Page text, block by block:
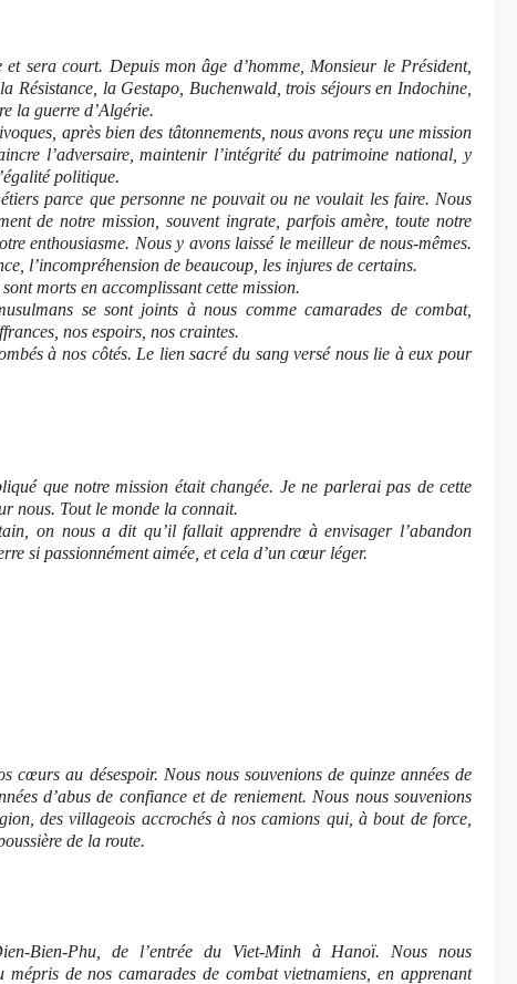
sera court. Depuis mon âge d’homme, Monsieur le Président,
Résistance, la Gestapo, Buchenwald, trois séjours en Indochine,
la guerre d’Algérie.
après bien des tâtonnements, nous avons reçu une mission
l’adversaire, maintenir l’intégrité du patrimoine national, y
politique.
parce que personne ne pouvait ou ne voulait les faire. Nous
de notre mission, souvent ingrate, parfois amère, toute notre
enthousiasme. Nous y avons laissé le meilleur de nous-mêmes.
l’incompréhension de beaucoup, les injures de certains.
morts en accomplissant cette mission.
se sont joints à nous comme camarades de combat,
nos espoirs, nos craintes.
à nos côtés. Le lien sacré du sang versé nous lie à eux pour
que notre mission était changée. Je ne parlerai pas de cette
nous. Tout le monde la connait.
on nous a dit qu’il fallait apprendre à envisager l’abandon
si passionnément aimée, et cela d’un cœur léger.
cœurs au désespoir. Nous nous souvenions de quinze années de
d’abus de confiance et de reniement. Nous nous souvenions
des villageois accrochés à nos camions qui, à bout de force,
de la route.
Bien-Phu, de l’entrée du Viet-Minh à Hanoï. Nous nous
mépris de nos camarades de combat vietnamiens, en apprenant